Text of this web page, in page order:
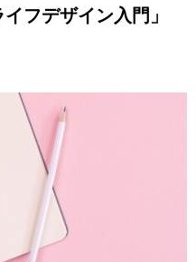
フデザイン入門」